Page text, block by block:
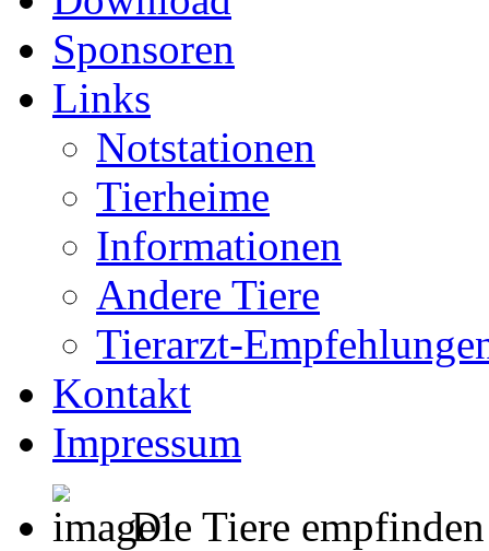
Sponsoren
Links
Notstationen
Tierheime
Informationen
Andere Tiere
Tierarzt-
Kontakt
Impressum
Die Tiere